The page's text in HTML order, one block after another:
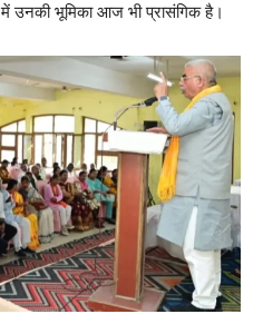
में उनकी भूमिका आज भी प्रासंगिक है।